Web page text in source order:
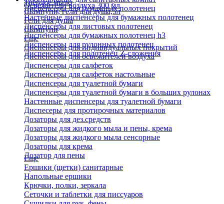
Твердое мыло
Шампуни, гели для душа,5л
Гели для душа
Шампуни
Освежители воздуха 300 мл
Диспенсеры для бумажных полотенец
Настенные диспенсеры для бумажных полотенец
Диспенсеры для листовых полотенец
Диспенсеры для бумажных полотенец h3
Диспенсеры для рулонных полотенец
Диспенсеры для полотенец Z-сложения
Еще
Диспенсеры для индивидуальных покрытий
Диспенсеры для освежителей воздуха
Диспенсеры для салфеток
Диспенсеры для салфеток настольные
Диспенсеры для туалетной бумаги
Диспенсеры для туалетной бумаги в больших рулонах
Настенные диспенсеры для туалетной бумаги
Диспесеры для протирочных материалов
Дозаторы для дез.средств
Дозаторы для жидкого мыла и пены, крема
Дозаторы для жидкого мыла сенсорные
Дозаторы для крема
Дозатор для пены
Еще
Ершики (щетки) санитарные
Напольные ершики
Крючки, полки, зеркала
Сеточки и таблетки для писсуаров